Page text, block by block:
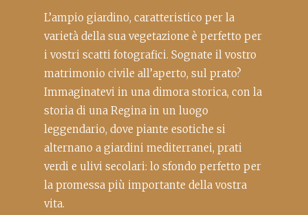
L’ampio giardino, caratteristico per la
varietà della sua vegetazione è perfetto per
i vostri scatti fotografici. Sognate il vostro
matrimonio civile all’aperto, sul prato?
Immaginatevi in una dimora storica, con la
storia di una Regina in un luogo
leggendario, dove piante esotiche si
alternano a giardini mediterranei, prati
verdi e ulivi secolari: lo sfondo perfetto per
la promessa più importante della vostra
vita.